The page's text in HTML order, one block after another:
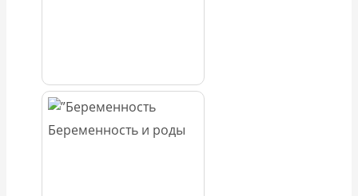
Беременность и роды